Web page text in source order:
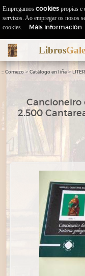
Libros
:: Comezo > Catálogo en liña >
Cancioneiro
2.500
Empregamos cookies propias e
servizos. Ao empregar os nosos
cookies.
Máis información